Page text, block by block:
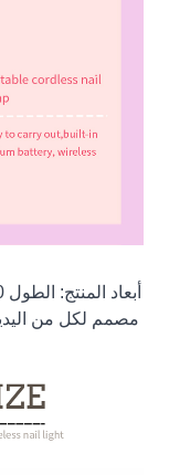
مصمم لكل من